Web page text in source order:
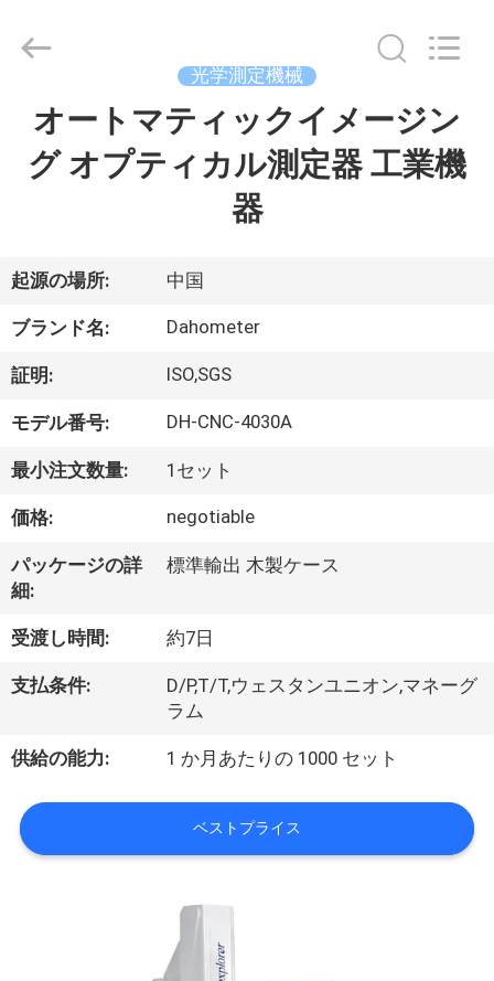
私
達
に
つ
て
旅
行
品
Rights
光学測定機械
オートマティックイメージン
グ オプティカル測定器 工業機
器
起源の場所: 中国
ブランド名: Dahometer
証明: ISO,SGS
モデル番号: DH-CNC-4030A
最小注文数量: 1セット
価格: negotiable
パッケージの詳
細:
標準輸出 木製ケース
受渡し時間: 約7日
支払条件:
D/P,T/T,ウェスタンユニオン,マネーグ
ラム
供給の能力: 1 か月あたりの 1000 セット
ベストプライス